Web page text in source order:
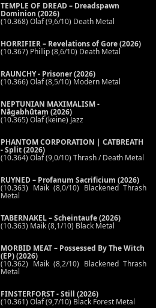
TEMPLE OF DREAD – Dreadspawn
Dominion (2026)
(10.368) Olaf (9,6/10) Death Metal
HORRIFIER – Revelations of Gore (2026)
(10.367) Phillip (8,6/10) Death Metal
RAUNCHY - Prisoner (2026)
(10.366) Olaf (8,5/10) Modern Metal
NEPTUNIAN MAXIMALISM -
Nāgabhūtaṃ (2026)
(10.365) Olaf (keine) Jazz
PHANTOM CORPORATION | CATBREATH
- Split (2026)
(10.364) Olaf (9,0/10) Thrash / Death Metal
RUYNED – Profanum Sacrificium (2026)
(10.363) Maik (8,0/10) Blackened Thrash
Metal
TABERNAKEL – Scheintaufe (2026)
(10.363) Maik (8,1/10) Black Metal
MORBID MEAT – Possessed By The Witch
(EP) (2026)
(10.362) Maik (8,2/10) Blackened Thrash
Metal
FINSTERFORST - Still (2026)
(10.361) Olaf (9,7/10) Black Forest Metal